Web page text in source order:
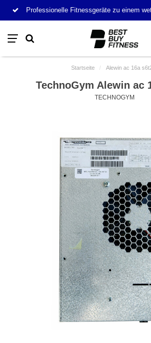
Professionelle Fitnessgeräte zu einem
Startseite / Alewin ac 16a
TechnoGym Alewin ac
TECHNOGYM